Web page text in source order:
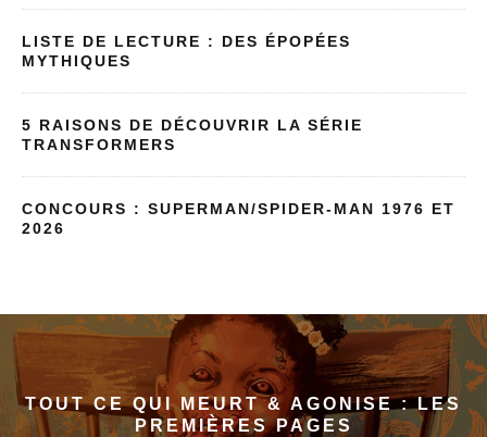
LISTE DE LECTURE : DES ÉPOPÉES
MYTHIQUES
5 RAISONS DE DÉCOUVRIR LA SÉRIE
TRANSFORMERS
CONCOURS : SUPERMAN/SPIDER-MAN 1976 ET
2026
TOUT CE QUI MEURT & AGONISE : LES
PREMIÈRES PAGES